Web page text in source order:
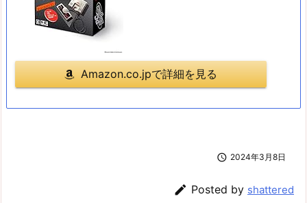
Amazon.co.jpで詳細を見る
 2024年3月8日
 Posted by shattered